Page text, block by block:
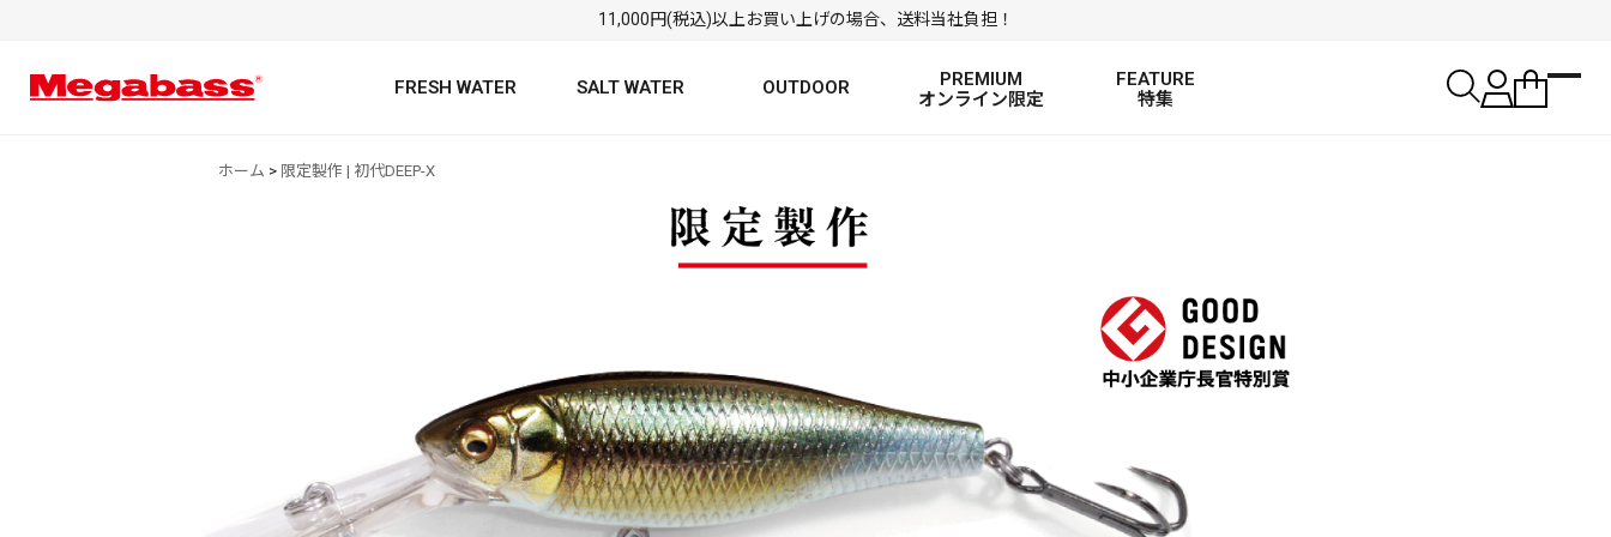
11,000円(税込)以上お買い上げの場合、送料当社負担！
FRESH WATER
BASS ROD BASS LURE TROUT ROD
SALT WATER
SALTWATER ROD SALTWATER LURE
OUTDOOR
PREMIUM
オンライン限定
FEATURE
特集
絞り込み検索
PREMIUM オンライン限定
FRESH WATER SALT WATER
ホーム > 限定製作 | 初代DEEP-X